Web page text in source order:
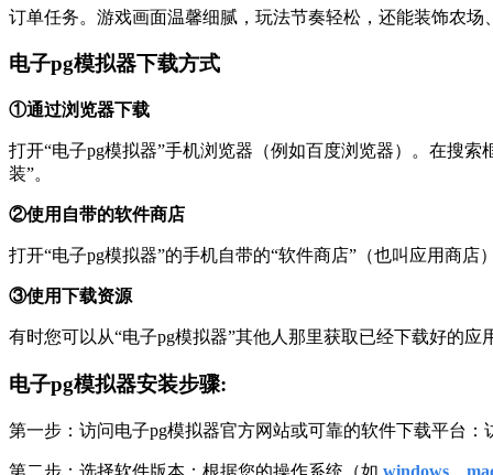
订单任务。游戏画面温馨细腻，玩法节奏轻松，还能装饰农
电子pg模拟器下载方式
①通过浏览器下载
打开“电子pg模拟器”手机浏览器（例如百度浏览器）。在搜索
装”。
②使用自带的软件商店
打开“电子pg模拟器”的手机自带的“软件商店”（也叫应用商
③使用下载资源
有时您可以从“电子pg模拟器”其他人那里获取已经下载好的
电子pg模拟器安装步骤:
第一步：访问电子pg模拟器官方网站或可靠的软件下载平台
第二步：选择软件版本：根据您的操作系统（如 windows、